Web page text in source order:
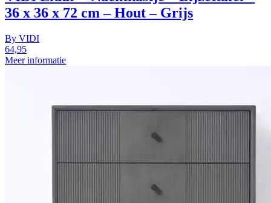
36 x 36 x 72 cm – Hout – Grijs
By VIDI
64,95
Meer informatie